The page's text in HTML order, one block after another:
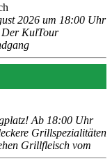
2026 um 18:00 Uhr
Der KulTour
Ab 18:00 Uhr
Grillspezialitäten
Grillfleisch vom